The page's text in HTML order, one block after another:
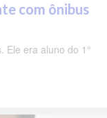
com ônibus
Ele era aluno do 1°